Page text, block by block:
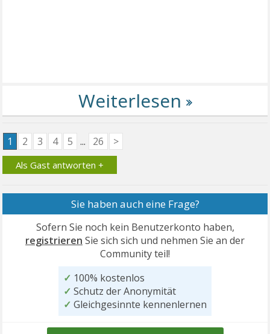
1 2 3 4 5 ... 26 >
Als Gast antworten +
Sie haben auch eine Frage?
Sofern Sie noch kein Benutzerkonto haben,
registrieren Sie sich sich und nehmen Sie an der
Community teil!
✓ 100% kostenlos
✓ Schutz der Anonymität
✓ Gleichgesinnte kennenlernen